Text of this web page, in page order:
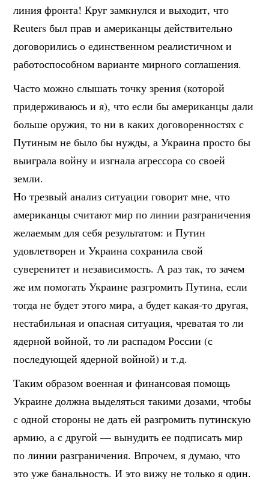
линия фронта! Круг замкнулся и выходит, что
Reuters был прав и американцы действительно
договорились о единственном реалистичном и
работоспособном варианте мирного соглашения.
Часто можно слышать точку зрения (которой
придерживаюсь и я), что если бы американцы дали
больше оружия, то ни в каких договоренностях с
Путиным не было бы нужды, а Украина просто бы
выиграла войну и изгнала агрессора со своей
земли.
Но трезвый анализ ситуации говорит мне, что
американцы считают мир по линии разграничения
желаемым для себя результатом: и Путин
удовлетворен и Украина сохранила свой
суверенитет и независимость. А раз так, то зачем
же им помогать Украине разгромить Путина, если
тогда не будет этого мира, а будет какая-то другая,
нестабильная и опасная ситуация, чреватая то ли
ядерной войной, то ли распадом России (с
последующей ядерной войной) и т.д.
Таким образом военная и финансовая помощь
Украине должна выделяться такими дозами, чтобы
с одной стороны не дать ей разгромить путинскую
армию, а с другой — вынудить ее подписать мир
по линии разграничения. Впрочем, я думаю, что
это уже банальность. И это вижу не только я один.